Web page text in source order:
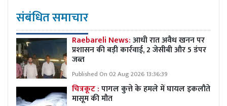
संबंधित समाचार
Raebareli News:आधी रात अवैध खनन पर
प्रशासन की बड़ी कार्रवाई, 2 जेसीबी और 5 डंपर
जब्त
Published On 02 Aug 2026 13:36:39
चित्रकूट :पागल कुत्ते के हमले में घायल इकलौते
मासूम की मौत